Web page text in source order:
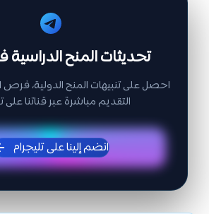
تحديثات المنح
احصل على تنبيهات المنح الدولية، فرص
التقديم مباشرة عبر قناتنا على
انضم إلينا على تليجرام